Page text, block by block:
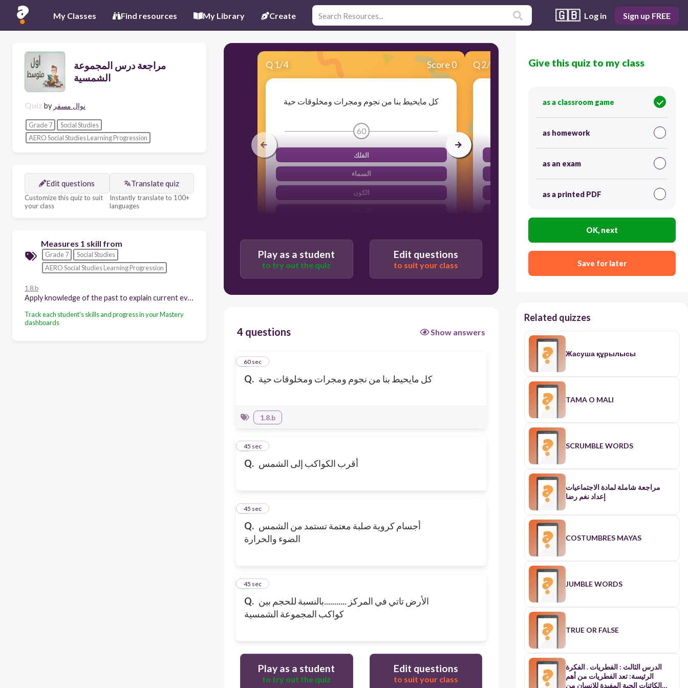
My Classes Find resources My Library Create 🇬🇧 Log in Sign up FREE
مراجعة درس المجموعة
الشمسية
Quiz by نوال مسفر
Grade 7
Social Studies
AERO Social Studies Learning Progression
Edit questions
Customize this quiz to suit
your class
Translate quiz
Instantly translate to 100+
languages
Measures 1 skill from
Grade 7
Social Studies
AERO Social Studies Learning Progression
1.8.b
Track each student's skills and progress in your Mastery
dashboards
Q 1/4 Score 0
كل مايحيط بنا من نجوم ومجرات ومخلوقات حية
60
الفلك
السماء
الكون
Q2/4 Score 0
أقرب الكواكب إلى الشمس
45
الأرض
Play as a student
to try out the quiz
Edit questions
to suit your class
4 questions Show answers
Q. كل مايحيط بنا من نجوم ومجرات ومخلوقات حية
160 sec
1.8.b
Q. أقرب الكواكب إلى الشمس
2
45 sec
Q. أجسام كروية صلبة معتمة تستمد من الشمس
الضوء والحرارة
3
45 sec
Q. الأرض تاتي في المركز ...........بالنسبة للحجم بين
كواكب المجموعة الشمسية
4
45 sec
Play as a student
to try out the quiz
Edit questions
to suit your class
Give this quiz to my class
as a classroom game
as homework
as an exam
as a printed PDF
OK, next
Save for later
Related quizzes
Жасуша құрылысы
TAMA O MALI
SCRUMBLE WORDS
مراجعة شاملة لمادة الاجتماعيات
إعداد نغم رضا
COSTUMBRES MAYAS
JUMBLE WORDS
TRUE OR FALSE
الدرس الثالث : الفطريات . الفكرة
الرئيسة: تعد الفطريات من أهم
الكائنات الحية المفيدة للإنسان من